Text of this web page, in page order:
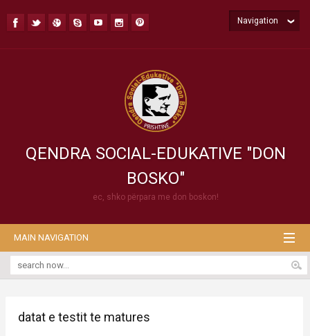
QENDRA SOCIAL-EDUKATIVE "DON
BOSKO"
ec, shko përpara me don boskon!
Navigation
MAIN NAVIGATION
datat e testit te matures